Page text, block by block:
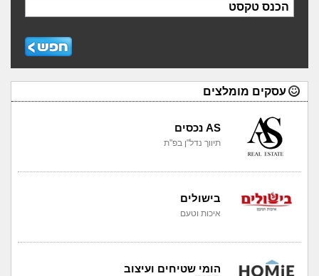
הכנס טקסט
עסקים מומלצים
AS נכסים
תיווך נדל"ן בפ"ת
בישולים
איכות וטעם
הומי שטיחים ועיצוב